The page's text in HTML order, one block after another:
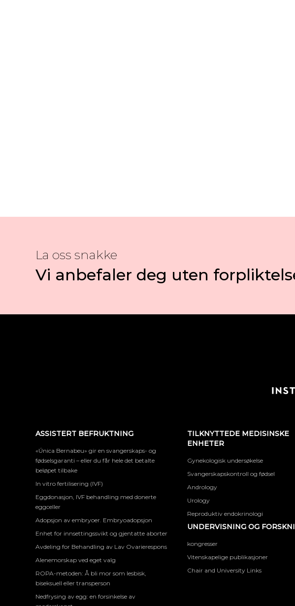
La oss snakke
Vi anbefaler deg uten
ASSISTERT BEFRUKTNING
«Única Bernabeu» gir en svangerskaps- og
fødselsgaranti – eller du får hele det betalte
beløpet tilbake
In vitro fertilisering (IVF)
Eggdonasjon, IVF behandling med donerte
eggceller
Adopsjon av embryoer. Embryoadopsjon
Enhet for innsettingssvikt og gjentatte aborter
Avdeling for Behandling av Lav Ovarierespons
Alenemorskap ved eget valg
ROPA-metoden: Å bli mor som lesbisk,
biseksuell eller transperson
Nedfrysing av egg: en forsinkelse av
TILKNYTTEDE MEDISINSKE
ENHETER
Gynekologisk undersøkelse
Svangerskapskontroll og fødsel
Andrology
Urology
Reproduktiv endokrinologi
UNDERVISNING OG
kongresser
Vitenskapelige publikasjoner
Chair and University Links